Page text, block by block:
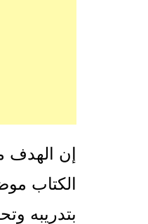
إن الهدف
الكتاب
بتدريبه